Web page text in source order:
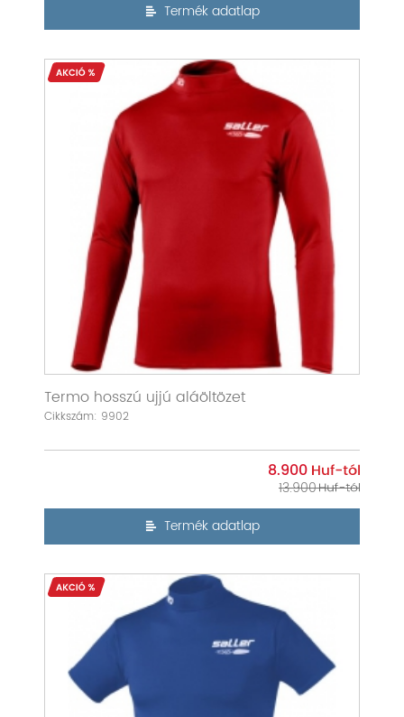
Termék adatlap
Termo hosszú ujjú aláöltözet
Cikkszám: 9902
8.900
13.900
Termék adatlap